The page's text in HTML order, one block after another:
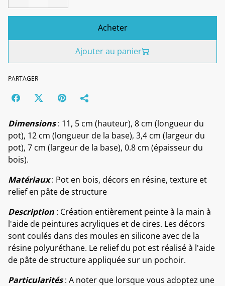
Acheter
Ajouter au panier
PARTAGER
Dimensions: 11, 5 cm (hauteur), 8 cm (longueur du
pot), 12 cm (longueur de la base), 3,4 cm (largeur du
pot), 7 cm (largeur de la base), 0.8 cm (épaisseur du
bois).
Matériaux: Pot en bois, décors en résine, texture et
relief en pâte de structure
Description : Création entièrement peinte à la main à
l'aide de peintures acryliques et de cires. Les décors
sont coulés dans des moules en silicone avec de la
résine polyuréthane. Le relief du pot est réalisé à l'aide
de pâte de structure appliquée sur un pochoir.
Particularités: A noter que lorsque vous adoptez une